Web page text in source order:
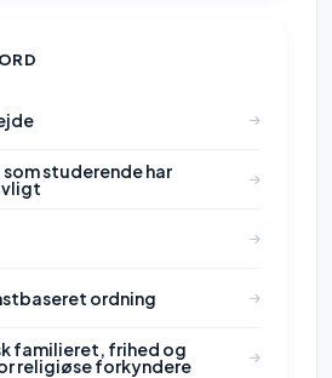
som studerende har
ordning
familieret, frihed og
religiøse forkyndere